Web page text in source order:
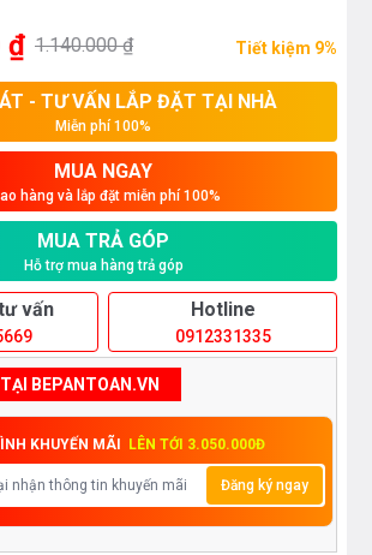
₫ 1.140.000 ₫ Tiết kiệm 9%
- TƯ VẤN LẮP ĐẶT TẠI NHÀ
Miễn phí 100%
MUA NGAY
hàng và lắp đặt miễn phí 100%
MUA TRẢ GÓP
Hỗ trợ mua hàng trả góp
vấn Hotline
0912331335
BEPANTOAN.VN
KHUYẾN MÃI LÊN TỚI 3.050.000Đ
Đăng ký ngay